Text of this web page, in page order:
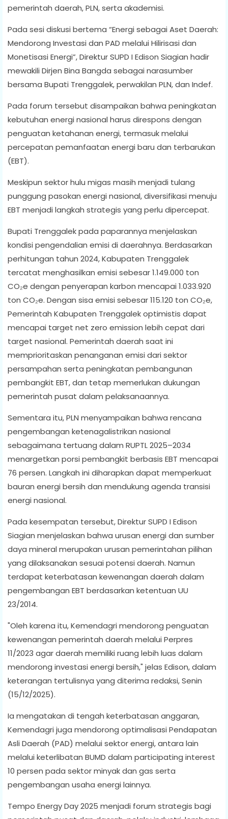
pemerintah daerah, PLN, serta akademisi.
Pada sesi diskusi bertema “Energi sebagai Aset Daerah:
Mendorong Investasi dan PAD melalui Hilirisasi dan
Monetisasi Energi”, Direktur SUPD I Edison Siagian hadir
mewakili Dirjen Bina Bangda sebagai narasumber
bersama Bupati Trenggalek, perwakilan PLN, dan Indef.
Pada forum tersebut disampaikan bahwa peningkatan
kebutuhan energi nasional harus direspons dengan
penguatan ketahanan energi, termasuk melalui
percepatan pemanfaatan energi baru dan terbarukan
(EBT).
Meskipun sektor hulu migas masih menjadi tulang
punggung pasokan energi nasional, diversifikasi menuju
EBT menjadi langkah strategis yang perlu dipercepat.
Bupati Trenggalek pada paparannya menjelaskan
kondisi pengendalian emisi di daerahnya. Berdasarkan
perhitungan tahun 2024, Kabupaten Trenggalek
tercatat menghasilkan emisi sebesar 1.149.000 ton
CO₂e dengan penyerapan karbon mencapai 1.033.920
ton CO₂e. Dengan sisa emisi sebesar 115.120 ton CO₂e,
Pemerintah Kabupaten Trenggalek optimistis dapat
mencapai target net zero emission lebih cepat dari
target nasional. Pemerintah daerah saat ini
memprioritaskan penanganan emisi dari sektor
persampahan serta peningkatan pembangunan
pembangkit EBT, dan tetap memerlukan dukungan
pemerintah pusat dalam pelaksanaannya.
Sementara itu, PLN menyampaikan bahwa rencana
pengembangan ketenagalistrikan nasional
sebagaimana tertuang dalam RUPTL 2025–2034
menargetkan porsi pembangkit berbasis EBT mencapai
76 persen. Langkah ini diharapkan dapat memperkuat
bauran energi bersih dan mendukung agenda transisi
energi nasional.
Pada kesempatan tersebut, Direktur SUPD I Edison
Siagian menjelaskan bahwa urusan energi dan sumber
daya mineral merupakan urusan pemerintahan pilihan
yang dilaksanakan sesuai potensi daerah. Namun
terdapat keterbatasan kewenangan daerah dalam
pengembangan EBT berdasarkan ketentuan UU
23/2014.
"Oleh karena itu, Kemendagri mendorong penguatan
kewenangan pemerintah daerah melalui Perpres
11/2023 agar daerah memiliki ruang lebih luas dalam
mendorong investasi energi bersih," jelas Edison, dalam
keterangan tertulisnya yang diterima redaksi, Senin
(15/12/2025).
Ia mengatakan di tengah keterbatasan anggaran,
Kemendagri juga mendorong optimalisasi Pendapatan
Asli Daerah (PAD) melalui sektor energi, antara lain
melalui keterlibatan BUMD dalam participating interest
10 persen pada sektor minyak dan gas serta
pengembangan usaha energi lainnya.
Tempo Energy Day 2025 menjadi forum strategis bagi